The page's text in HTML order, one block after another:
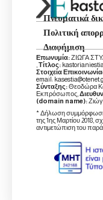
Πνευματικά
Πολιτική
Διαφήμιση
Επωνυμία:ΖΙΩΓΑ
Τίτλος:
Στοιχεία
email:
Σύνταξης:Θεοδώρα
Εκπρόσωπος,
(domain name):
* Δήλωση
της 1ης Μαρτίου 2018,
αντιμετώπιση του